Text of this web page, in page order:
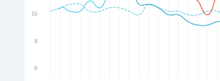
16
8
0